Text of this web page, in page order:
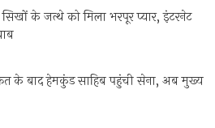
के जत्थे को मिला भरपूर प्यार, इंटरनेट
के बाद हेमकुंड साहिब पहुंची सेना, अब मुख्य